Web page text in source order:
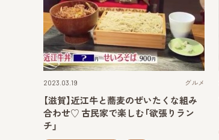
2023.03.19 グルメ
【滋賀】近江牛と蕎麦のぜいたくな組み
合わせ♡ 古民家で楽しむ「欲張りラン
チ」